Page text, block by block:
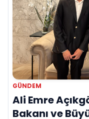
GÜNDEM
Ali Emre
Bakanı ve